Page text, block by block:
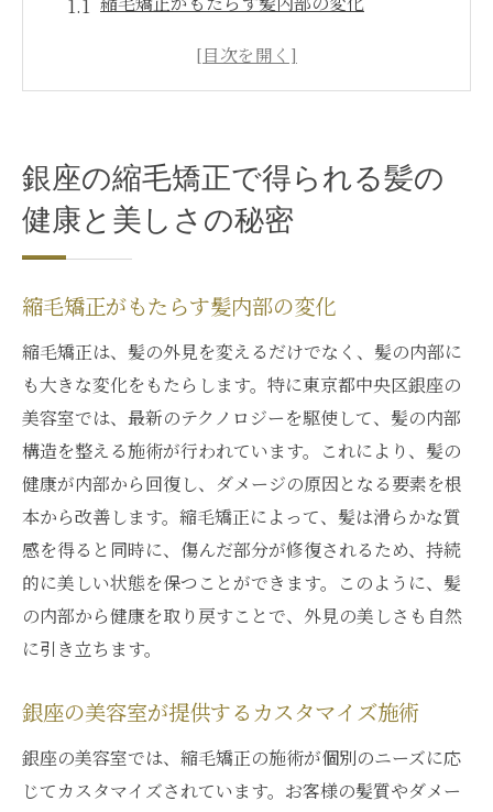
技術と専門知識が叶える髪質改善
縮毛矯正を通じて銀座で叶える理想の髪質改善
個々のニーズに応じた銀座の施術法
縮毛矯正が実現する理想のヘアスタイル
銀座の縮毛矯正が提供する未来の髪質
施術後のアフターケアで保つ美しさ
髪質改善に必要な銀座の縮毛矯正の技術
長く保つための縮毛矯正の効用
髪質に合わせた銀座の縮毛矯正がもたらすメリ
ット
髪質診断に基づく適切な施術の選択
銀座の美容師が提供する個別ケア
銀座での縮毛矯正のカスタマイズ力
施術で得られる持続的な美髪
銀座の美容室で体験するカスタマイズ縮毛矯正
銀座の縮毛矯正で得られる髪の
健康と美しさの秘密
縮毛矯正がもたらす髪内部の変化
縮毛矯正は、髪の外見を変えるだけでなく、髪の内部に
も大きな変化をもたらします。特に東京都中央区銀座の
美容室では、最新のテクノロジーを駆使して、髪の内部
構造を整える施術が行われています。これにより、髪の
健康が内部から回復し、ダメージの原因となる要素を根
本から改善します。縮毛矯正によって、髪は滑らかな質
感を得ると同時に、傷んだ部分が修復されるため、持続
的に美しい状態を保つことができます。このように、髪
の内部から健康を取り戻すことで、外見の美しさも自然
に引き立ちます。
銀座の美容室が提供するカスタマイズ施術
銀座の美容室では、縮毛矯正の施術が個別のニーズに応
じてカスタマイズされています。お客様の髪質やダメー